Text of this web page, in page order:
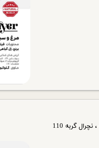
،نچرال گربه 110